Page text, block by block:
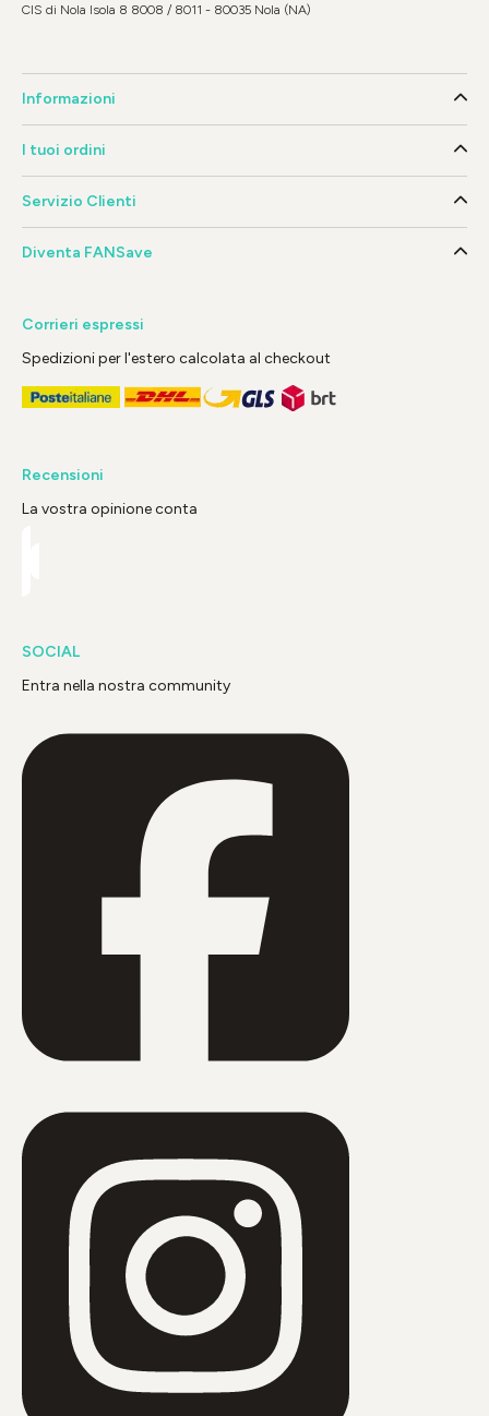
CIS di Nola Isola 8 8008 / 8011 - 80035 Nola (NA)
Informazioni
I tuoi ordini
Servizio Clienti
Diventa FANSave
Corrieri espressi
Spedizioni per l'estero calcolata al checkout
Recensioni
La vostra opinione conta
SOCIAL
Entra nella nostra community